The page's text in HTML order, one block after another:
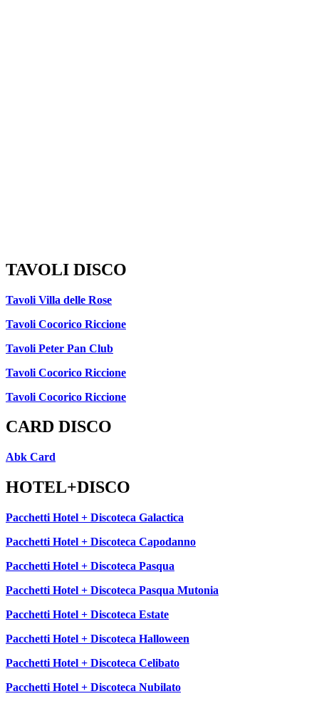
TAVOLI DISCO
Tavoli Villa delle Rose
Tavoli Cocorico Riccione
Tavoli Peter Pan Club
Tavoli Cocorico Riccione
Tavoli Cocorico Riccione
CARD DISCO
Abk Card
HOTEL+DISCO
Pacchetti Hotel + Discoteca Galactica
Pacchetti Hotel + Discoteca Capodanno
Pacchetti Hotel + Discoteca Pasqua
Pacchetti Hotel + Discoteca Pasqua Mutonia
Pacchetti Hotel + Discoteca Estate
Pacchetti Hotel + Discoteca Halloween
Pacchetti Hotel + Discoteca Celibato
Pacchetti Hotel + Discoteca Nubilato